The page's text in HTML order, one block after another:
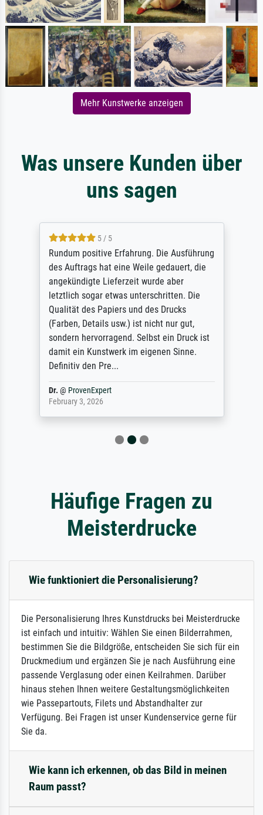
Mehr Kunstwerke anzeigen
Was unsere Kunden über
uns sagen
5 / 5
Rundum positive Erfahrung. Die Ausführung
des Auftrags hat eine Weile gedauert, die
angekündigte Lieferzeit wurde aber
letztlich sogar etwas unterschritten. Die
Qualität des Papiers und des Drucks
(Farben, Details usw.) ist nicht nur gut,
sondern hervorragend. Selbst ein Druck ist
damit ein Kunstwerk im eigenen Sinne.
Definitiv den Pre...
Dr. @ ProvenExpert
February 3, 2026
Häufige Fragen zu
Meisterdrucke
Wie funktioniert die Personalisierung?
Die Personalisierung Ihres Kunstdrucks bei Meisterdrucke
ist einfach und intuitiv: Wählen Sie einen Bilderrahmen,
bestimmen Sie die Bildgröße, entscheiden Sie sich für ein
Druckmedium und ergänzen Sie je nach Ausführung eine
passende Verglasung oder einen Keilrahmen. Darüber
hinaus stehen Ihnen weitere Gestaltungsmöglichkeiten
wie Passepartouts, Filets und Abstandhalter zur
Verfügung. Bei Fragen ist unser Kundenservice gerne für
Sie da.
Wie kann ich erkennen, ob das Bild in meinen
Raum passt?